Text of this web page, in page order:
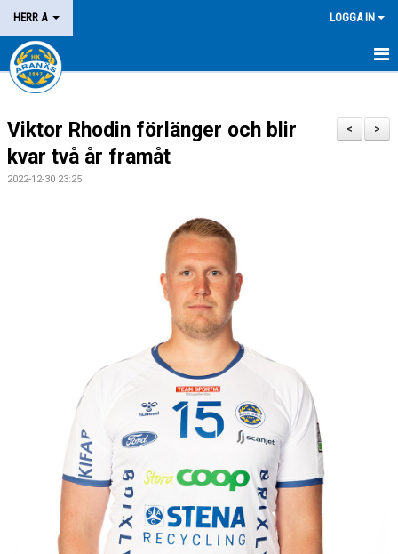
HERR A LOGGA IN
HEM
NYHETER
KALENDER
>
<
Viktor Rhodin förlänger och blir
kvar två år framåt
2022-12-30 23:25